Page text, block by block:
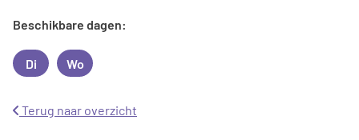
Beschikbare dagen:
Dinsdag
Di Woensdag
Wo
Terug naar overzicht